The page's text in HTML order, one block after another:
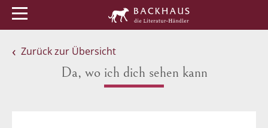
Zurück zur Übersicht
Da, wo ich dich sehen kann